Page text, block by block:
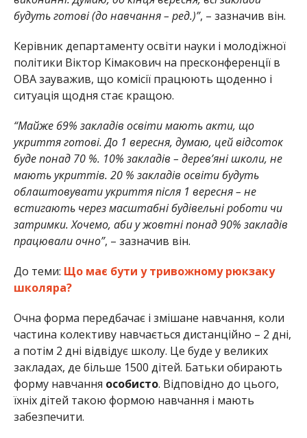
будуть готові (до навчання – ред.)”, – зазначив він.
Керівник департаменту освіти науки і молодіжної
політики Віктор Кімакович на пресконференції в
ОВА зауважив, що комісії працюють щоденно і
ситуація щодня стає кращою.
“Майже 69% закладів освіти мають акти, що
укриття готові. До 1 вересня, думаю, цей відсоток
буде понад 70 %. 10% закладів – дерев’яні школи, не
мають укриттів. 20 % закладів освіти будуть
облаштовувати укриття після 1 вересня – не
встигають через масштабні будівельні роботи чи
затримки. Хочемо, аби у жовтні понад 90% закладів
працювали очно”, – зазначив він.
До теми: Що має бути у тривожному рюкзаку
школяра?
Очна форма передбачає і змішане навчання, коли
частина колективу навчається дистанційно – 2 дні,
а потім 2 дні відвідує школу. Це буде у великих
закладах, де більше 1500 дітей. Батьки обирають
форму навчання особисто. Відповідно до цього,
їхніх дітей такою формою навчання і мають
забезпечити.